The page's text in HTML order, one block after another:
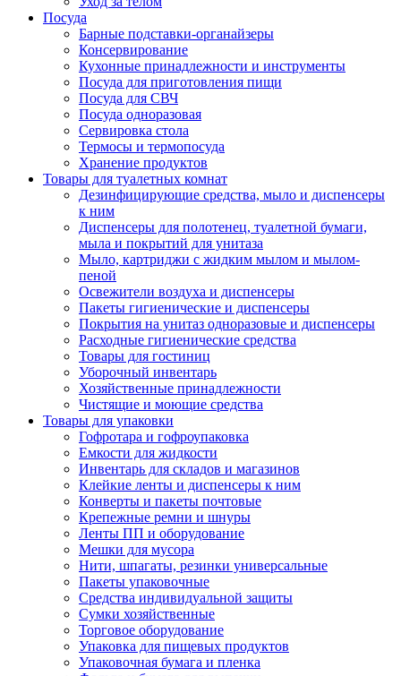
Посуда
Барные подставки-органайзеры
Консервирование
Кухонные принадлежности и инструменты
Посуда для приготовления пищи
Посуда для СВЧ
Посуда одноразовая
Сервировка стола
Термосы и термопосуда
Хранение продуктов
Товары для туалетных комнат
Дезинфицирующие средства, мыло и диспенсеры
к ним
Диспенсеры для полотенец, туалетной бумаги,
мыла и покрытий для унитаза
Мыло, картриджи с жидким мылом и мылом-
пеной
Освежители воздуха и диспенсеры
Пакеты гигиенические и диспенсеры
Покрытия на унитаз одноразовые и диспенсеры
Расходные гигиенические средства
Товары для гостиниц
Уборочный инвентарь
Хозяйственные принадлежности
Чистящие и моющие средства
Товары для упаковки
Гофротара и гофроупаковка
Емкости для жидкости
Инвентарь для складов и магазинов
Клейкие ленты и диспенсеры к ним
Конверты и пакеты почтовые
Крепежные ремни и шнуры
Ленты ПП и оборудование
Мешки для мусора
Нити, шпагаты, резинки универсальные
Пакеты упаковочные
Средства индивидуальной защиты
Сумки хозяйственные
Торговое оборудование
Упаковка для пищевых продуктов
Упаковочная бумага и пленка